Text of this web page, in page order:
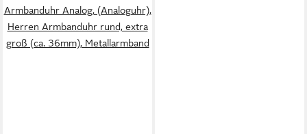
Armbanduhr Analog, (Analoguhr),
Herren Armbanduhr rund, extra
groß (ca. 36mm), Metallarmband